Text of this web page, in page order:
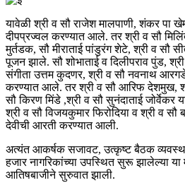
यावेळी श्री व सौ राजेश मालपाणी, शंकर पा
दीपप्रज्वल करण्यात आले. तर श्री व सौ
मुर्तडक, सौ मीराताई पांडुरंग शेटे, श्री व सौ
पूजन झाले. सौ शोभाताई व दिलीपराव पुंड,
संगीता उत्तम कुदणर, श्री व सौ नवनाथ
करण्यात आले. तर श्री व सौ आरिफ देशमुख,
सौ किरण मिंडे ,श्री व सौ सुनंदाताई
श्री व सौ विजयकुमार फिरोदिया व श्री व सौ
देवीची आरती करण्यात आली.
अत्यंत आकर्षक सजावट, उत्कृष्ट बैठक
हजार नागरिकांच्या उपस्थित सुरू झालेल्या या
आतिषबाजीने सुरुवात झाली.